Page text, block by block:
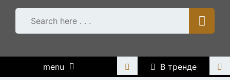
menu В тренде